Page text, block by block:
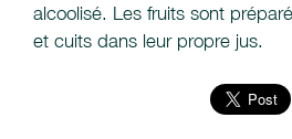
alcoolisé. Les fruits sont
et cuits dans leur propre jus.